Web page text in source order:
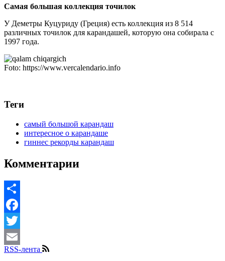
Самая большая коллекция точилок
У Деметры Куцуриду (Греция) есть коллекция из 8 514
различных точилок для карандашей, которую она собирала с
1997 года.
Foto: https://www.vercalendario.info
Теги
самый большой карандаш
интересное о карандаше
гиннес рекорды карандаш
Комментарии
Share
Facebook
Twitter
Email
RSS-лента